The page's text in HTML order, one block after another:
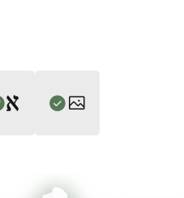
Muslim Period (634–1099)‎